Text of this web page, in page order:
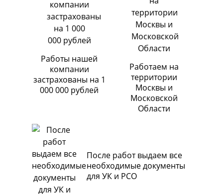
Работы нашей
компании
застрахованы на 1
000 000 рублей
Работаем на
территории
Москвы и
Московской
Области
После работ выдаем все
необходимые документы
для УК и РСО